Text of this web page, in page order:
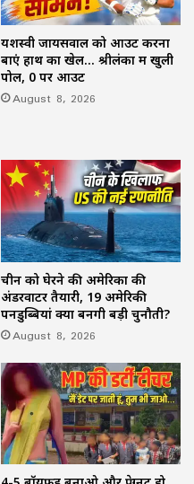
यशस्वी जायसवाल को आउट करना
बाएं हाथ का खेल… श्रीलंका में खुली
पोल, 0 पर आउट
August 8, 2026
चीन को घेरने की अमेरिका की
अंडरवाटर तैयारी, 19 अमेरिकी
पनडुब्बियां क्यों बनेंगी बड़ी चुनौती?
August 8, 2026